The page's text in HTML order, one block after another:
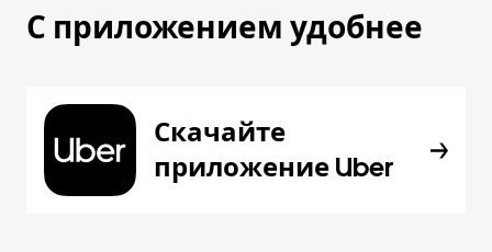
С приложением удобнее
Скачайте
приложение Uber